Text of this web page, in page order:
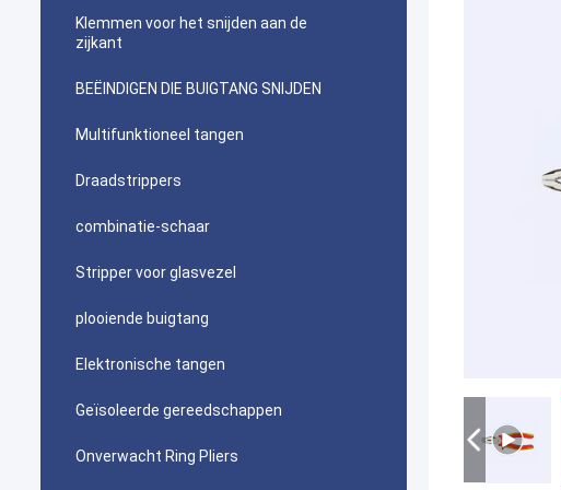
Klemmen voor het snijden aan de
zijkant
BEËINDIGEN DIE BUIGTANG SNIJDEN
Multifunktioneel tangen
Draadstrippers
combinatie-schaar
Stripper voor glasvezel
plooiende buigtang
Elektronische tangen
Geïsoleerde gereedschappen
Onverwacht Ring Pliers